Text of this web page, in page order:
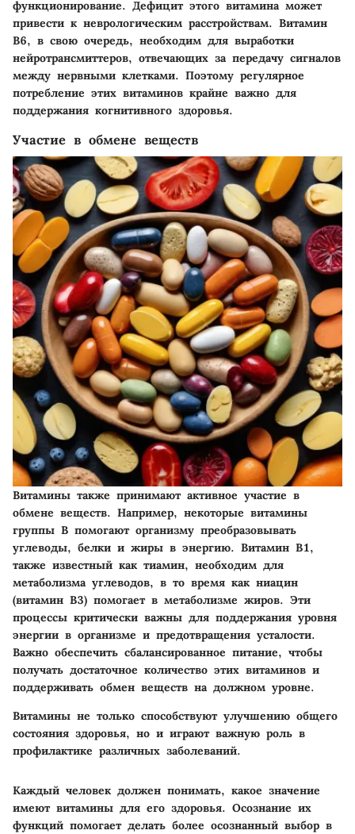
функционирование. Дефицит этого витамина может
привести к неврологическим расстройствам. Витамин
B6, в свою очередь, необходим для выработки
нейротрансмиттеров, отвечающих за передачу сигналов
между нервными клетками. Поэтому регулярное
потребление этих витаминов крайне важно для
поддержания когнитивного здоровья.
Участие в обмене веществ
Витамины также принимают активное участие в
обмене веществ. Например, некоторые витамины
группы B помогают организму преобразовывать
углеводы, белки и жиры в энергию. Витамин B1,
также известный как тиамин, необходим для
метаболизма углеводов, в то время как ниацин
(витамин B3) помогает в метаболизме жиров. Эти
процессы критически важны для поддержания уровня
энергии в организме и предотвращения усталости.
Важно обеспечить сбалансированное питание, чтобы
получать достаточное количество этих витаминов и
поддерживать обмен веществ на должном уровне.
Витамины не только способствуют улучшению общего
состояния здоровья, но и играют важную роль в
профилактике различных заболеваний.
Каждый человек должен понимать, какое значение
имеют витамины для его здоровья. Осознание их
функций помогает делать более осознанный выбор в